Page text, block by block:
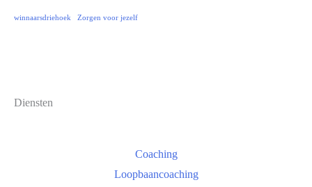
winnaarsdriehoek Zorgen voor jezelf
Diensten
Coaching
Loopbaancoaching